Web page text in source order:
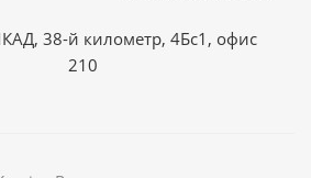
38-й километр, 4Бс1, офис
210